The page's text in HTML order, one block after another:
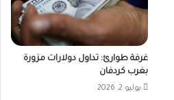
غرفة طوارئ: تداول دولارات مزورة
بغرب كردفان
يوليو 2, 2026